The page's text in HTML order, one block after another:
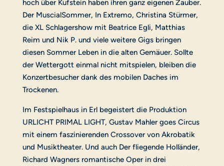
hoch über Kufstein haben ihren ganz eigenen Zauber.
Der MuscialSommer, In Extremo, Christina Stürmer,
die XL Schlagershow mit Beatrice Egli, Matthias
Reim und Nik P. und viele weitere Gigs bringen
diesen Sommer Leben in die alten Gemäuer. Sollte
der Wettergott einmal nicht mitspielen, bleiben die
Konzertbesucher dank des mobilen Daches im
Trockenen.
Im Festspielhaus in Erl begeistert die Produktion
URLICHT PRIMAL LIGHT, Gustav Mahler goes Circus
mit einem faszinierenden Crossover von Akrobatik
und Musiktheater. Und auch Der fliegende Holländer,
Richard Wagners romantische Oper in drei